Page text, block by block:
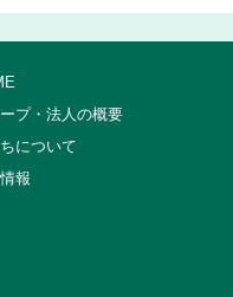
プ・法人の概要
について
報